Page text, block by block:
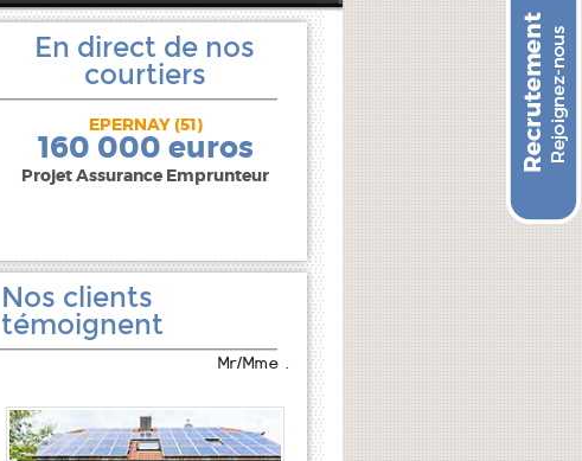
En direct de nos
courtiers
EPERNAY (51)
160 000 euros
Projet Assurance Emprunteur
240 000 euros
Nos clients
témoignent
Mr/Mme .